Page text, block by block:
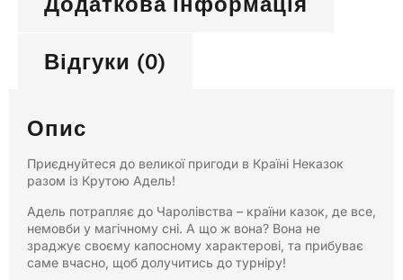
Відгуки (0)
Опис
Приєднуйтеся до великої пригоди в Країні Неказок
разом із Крутою Адель!
Адель потрапляє до Чаролівства – країни казок, де все,
немовби у магічному сні. А що ж вона? Вона не
зраджує своєму капосному характерові, та прибуває
саме вчасно, щоб долучитись до турніру!